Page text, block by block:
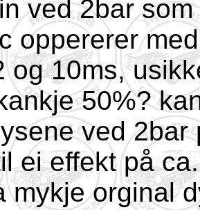
ved 2bar
oppererer
og 10ms,
50%?
ved
ei effekt på
mykje orginal